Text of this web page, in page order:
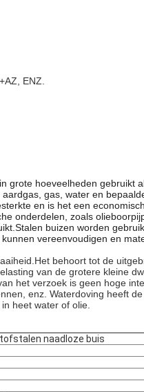
ENZ.
grote hoeveelheden gebruikt
gas, water en
en is het een
onderdelen, zoals
buizen worden
vereenvoudigen en
behoort tot de
van de grotere kleine
het verzoek is geen hoge
enz. Waterdoving heeft
heet water of olie.
naadloze buis